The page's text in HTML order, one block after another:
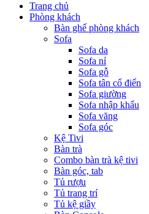
Trang chủ
Phòng khách
Bàn ghế phòng khách
Sofa
Sofa da
Sofa nỉ
Sofa gỗ
Sofa tân cổ điển
Sofa giường
Sofa nhập khẩu
Sofa văng
Sofa góc
Kệ Tivi
Bàn trà
Combo bàn trà kệ tivi
Bàn góc, tab
Tủ rượu
Tủ trang trí
Tủ kệ giầy